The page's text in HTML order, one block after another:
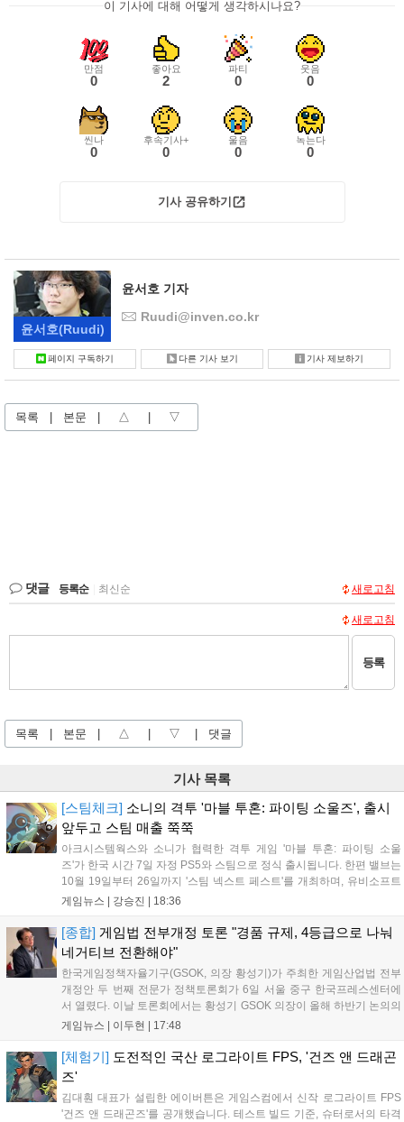
이 기사에 대해 어떻게 생각하시나요?
만점
0
좋아요
2
파티
0
웃음
0
씬나
0
후속기사+
0
울음
0
녹는다
0
기사 공유하기
윤서호(Ruudi)
윤서호 기자
Ruudi@inven.co.kr
페이지 구독하기 다른 기사 보기 기사 제보하기
목록 본문 △ ▽
댓글 등록순 최신순 새로고침
새로고침
등록
목록 본문 △ ▽ 댓글
기사 목록
[스팀체크] 소니의 격투 '마블 투혼: 파이팅 소울즈', 출시
앞두고 스팀 매출 쭉쭉
아크시스템웍스와 소니가 협력한 격투 게임 '마블 투혼: 파이팅 소울
즈'가 한국 시간 7일 자정 PS5와 스팀으로 정식 출시됩니다. 한편 밸브는
10월 19일부터 26일까지 '스팀 넥스트 페스트'를 개최하며, 유비소프트
의 '더 디비전 리서전스'가 스팀에 출시되었고, 농장 시뮬레이션 '돌록 타
각기 다른 장르에서 이용자들의 기대를 모으고 있습니다....
게임뉴스 | 강승진 | 18:36
[종합] 게임법 전부개정 토론 "경품 규제, 4등급으로 나눠
네거티브 전환해야"
한국게임정책자율기구(GSOK, 의장 황성기)가 주최한 게임산업법 전부
개정안 두 번째 전문가 정책토론회가 6일 서울 중구 한국프레스센터에
서 열렸다. 이날 토론회에서는 황성기 GSOK 의장이 올해 하반기 논의의
주요 쟁점과 성과를 짚은 데 이어, 박종현 한양대 법학전문대학원 교수
호사가 게임 등...
게임뉴스 | 이두현 | 17:48
[체험기] 도전적인 국산 로그라이트 FPS, '건즈 앤 드래곤
즈'
김대훤 대표가 설립한 에이버튼은 게임스컴에서 신작 로그라이트 FPS
'건즈 앤 드래곤즈'를 공개했습니다. 테스트 빌드 기준, 슈터로서의 타격